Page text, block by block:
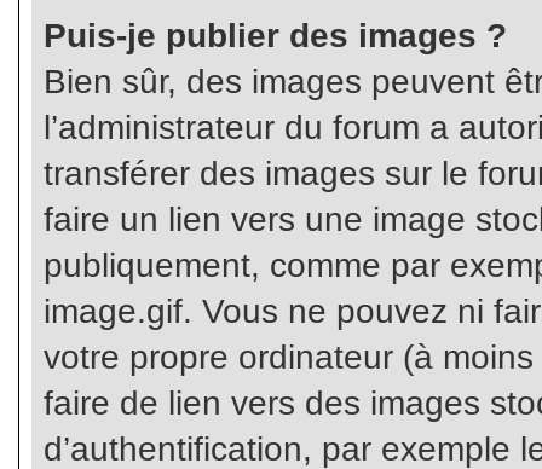
Puis-je publier des images ?
Bien sûr, des images peuvent
l’administrateur du forum a
transférer des images sur le
faire un lien vers une image
publiquement, comme par
image.gif. Vous ne pouvez ni
votre propre ordinateur (à
faire de lien vers des images
d’authentification, par exemple